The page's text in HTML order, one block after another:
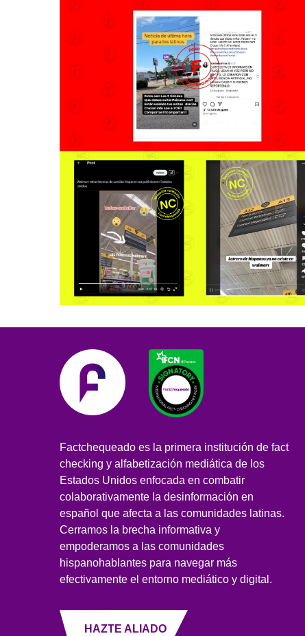
Factchequeado es la primera institución de fact
checking y alfabetización mediática de los
Estados Unidos enfocada en combatir
colaborativamente la desinformación en
español que afecta a las comunidades latinas.
Cerramos la brecha informativa y
empoderamos a las comunidades
hispanohablantes para navegar más
efectivamente el entorno mediático y digital.
HAZTE ALIADO